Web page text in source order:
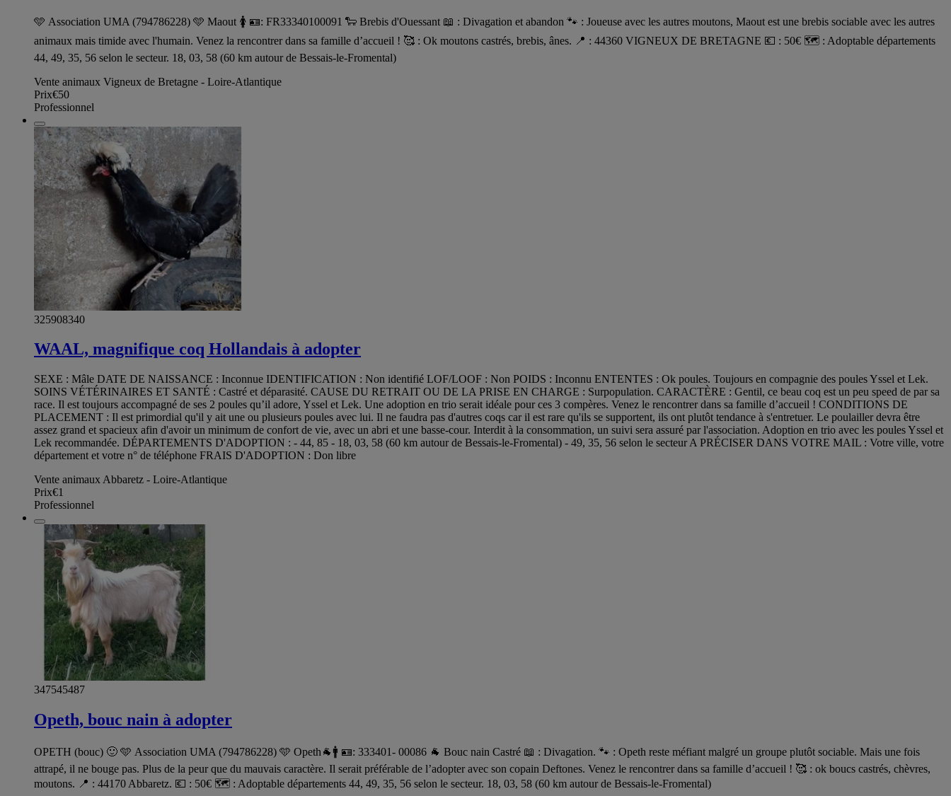
🩵 Association UMA (794786228) 🩵 Maout 🚺 🪪: FR33340100091 🐑 Brebis d'Ouessant 📖 : Divagation et abandon 🐾 : Joueuse avec les autres moutons, Maout est une brebis sociable avec les autres
animaux mais timide avec l'humain. Venez la rencontrer dans sa famille d’accueil ! 🥰 : Ok moutons castrés, brebis, ânes. 📍 : 44360 VIGNEUX DE BRETAGNE 💶 : 50€ 🗺️ : Adoptable départements
44, 49, 35, 56 selon le secteur. 18, 03, 58 (60 km autour de Bessais-le-Fromental)
Vente animaux Vigneux de Bretagne - Loire-Atlantique
Prix€50
Professionnel
325908340
WAAL, magnifique coq Hollandais à adopter
SEXE : Mâle DATE DE NAISSANCE : Inconnue IDENTIFICATION : Non identifié LOF/LOOF : Non POIDS : Inconnu ENTENTES : Ok poules. Toujours en compagnie des poules Yssel et Lek.
SOINS VÉTÉRINAIRES ET SANTÉ : Castré et déparasité. CAUSE DU RETRAIT OU DE LA PRISE EN CHARGE : Surpopulation. CARACTÈRE : Gentil, ce beau coq est un peu speed de par sa
race. Il est toujours accompagné de ses 2 poules qu’il adore, Yssel et Lek. Une adoption en trio serait idéale pour ces 3 compères. Venez le rencontrer dans sa famille d’accueil ! CONDITIONS DE
PLACEMENT : Il est primordial qu'il y ait une ou plusieurs poules avec lui. Il ne faudra pas d'autres coqs car il est rare qu'ils se supportent, ils ont plutôt tendance à s'entretuer. Le poulailler devra être
assez grand et spacieux afin d'avoir un minimum de confort de vie, avec un abri et une basse-cour. Interdit à la consommation, un suivi sera assuré par l'association. Adoption en trio avec les poules Yssel et
Lek recommandée. DÉPARTEMENTS D'ADOPTION : - 44, 85 - 18, 03, 58 (60 km autour de Bessais-le-Fromental) - 49, 35, 56 selon le secteur A PRÉCISER DANS VOTRE MAIL : Votre ville, votre
département et votre n° de téléphone FRAIS D'ADOPTION : Don libre
Vente animaux Abbaretz - Loire-Atlantique
Prix€1
Professionnel
347545487
Opeth, bouc nain à adopter
OPETH (bouc) 🙂 🩵 Association UMA (794786228) 🩵 Opeth🐐🚹 🪪: 333401- 00086 🐐 Bouc nain Castré 📖 : Divagation. 🐾 : Opeth reste méfiant malgré un groupe plutôt sociable. Mais une fois
attrapé, il ne bouge pas. Plus de la peur que du mauvais caractère. Il serait préférable de l’adopter avec son copain Deftones. Venez le rencontrer dans sa famille d’accueil ! 🥰 : ok boucs castrés, chèvres,
moutons. 📍 : 44170 Abbaretz. 💶 : 50€ 🗺️ : Adoptable départements 44, 49, 35, 56 selon le secteur. 18, 03, 58 (60 km autour de Bessais-le-Fromental)